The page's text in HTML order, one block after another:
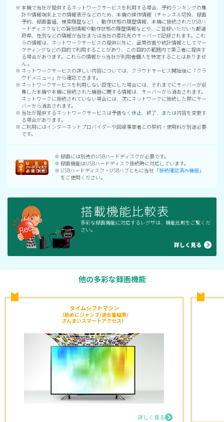
※ 本機で当社が提供するネットワークサービスを利用する場合、予約ランキングの集
計や情報端末上での情報表示などのため、本機の操作情報（チャンネル切換、録画
予約、録画番組、検索履歴など）、動作状態の履歴情報、本機に接続されたUSBハ
ードディスクなどの識別情報や動作状態の履歴情報などや、ご登録いただいた都道
府県、性別などの情報が当社または当社の委託先のサーバーで記録されます。これ
らの情報は、ネットワークサービスの提供以外に、品質改善や統計情報としてマー
ケティングなどの目的で利用することがあり、この目的の範囲内で第三者に提供す
る場合があります。これらの情報から当社が利用者個人を特定することはありませ
ん 。
※ ネットワークサービスの詳しい内容については、クラウドサービス開始後に「クラ
ウドメニュー」から確認できます。
※ ネットワークサービスを利用しない設定にした場合には、それまでにサーバーが収
集した本機や本機に接続された機器に関する情報は、サーバーから消去されます。
ネットワークに接続されていない場合には、次にネットワークに接続した際にサー
バーから消去されます。
※ 当社が提供するネットワークサービスは予告なく休止、終了、または内容を変更す
る場合があります。
※ ご利用にはインターネットプロバイダーや回線事業者との契約・使用料が別途必要
です。
※ 録画には別売のUSBハードディスクが必要です。
※ 録画機能はUSBハードディスク接続時に対応しています。
※ USBハードディスク・USBハブともに当社「接続確認済み機器 」
をご使用ください。
搭載機能比較表
多彩な録画機能に対応するレグザは、機能比較をご覧くだ
さい。
詳しく見る
他の多彩な録画機能
タイムシフトマシン
（始めにジャンプ/過去番組表/
ざんまいスマートアクセス）
詳しく見る